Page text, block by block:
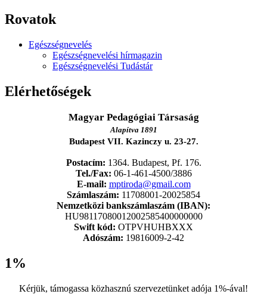
Rovatok
Egészségnevelés
Egészségnevelési hírmagazin
Egészségnevelési Tudástár
Elérhetőségek
Magyar Pedagógiai Társaság
Alapítva 1891
Budapest VII. Kazinczy u. 23-27.
Postacím: 1364. Budapest, Pf. 176.
Tel./Fax: 06-1-461-4500/3886
E-mail: mptiroda@gmail.com
Számlaszám: 11708001-20025854
Nemzetközi bankszámlaszám (IBAN):
HU98117080012002585400000000
Swift kód: OTPVHUHBXXX
Adószám: 19816009-2-42
1%
Kérjük, támogassa közhasznú szervezetünket adója 1%-ával!